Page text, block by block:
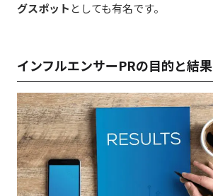
グスポット としても有名です。
インフルエンサーPRの目的と結果